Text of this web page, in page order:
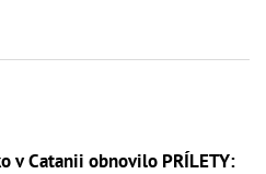
v Catanii obnovilo PRÍLETY: